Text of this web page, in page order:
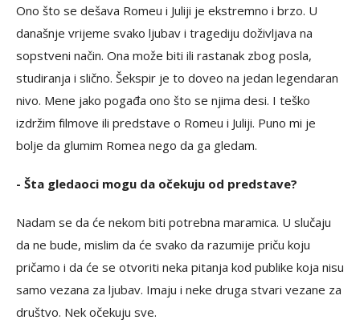
Ono što se dešava Romeu i Juliji je ekstremno i brzo. U
današnje vrijeme svako ljubav i tragediju doživljava na
sopstveni način. Ona može biti ili rastanak zbog posla,
studiranja i slično. Šekspir je to doveo na jedan legendaran
nivo. Mene jako pogađa ono što se njima desi. I teško
izdržim filmove ili predstave o Romeu i Juliji. Puno mi je
bolje da glumim Romea nego da ga gledam.
- Šta gledaoci mogu da očekuju od predstave?
Nadam se da će nekom biti potrebna maramica. U slučaju
da ne bude, mislim da će svako da razumije priču koju
pričamo i da će se otvoriti neka pitanja kod publike koja nisu
samo vezana za ljubav. Imaju i neke druga stvari vezane za
društvo. Nek očekuju sve.